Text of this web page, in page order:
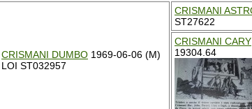
CRISMANI DUMBO 1969-06-06 (M)
LOI ST032957
CRISMANI
ST27622
CRISMANI CARY
19304.64